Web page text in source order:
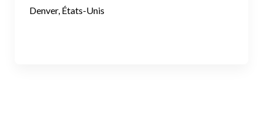
Denver, États-Unis